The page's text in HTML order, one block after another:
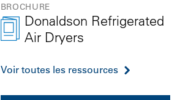
BROCHURE
Donaldson Refrigerated
Air Dryers
Voir toutes les ressources